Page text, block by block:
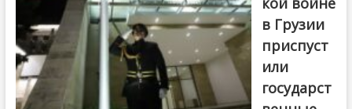
в Грузии
приспуст
или
государст